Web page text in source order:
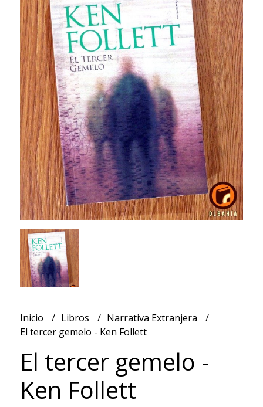
Inicio Libros
Narrativa Extranjera
El tercer gemelo - Ken Follett
El tercer gemelo -
Ken Follett